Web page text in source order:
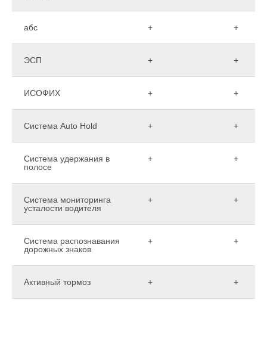
абс + +
ЭСП + +
ИСОФИХ + +
Система Auto Hold + +
Система удержания в
полосе
+ +
Система мониторинга
усталости водителя
+ +
Система распознавания
дорожных знаков
+ +
Активный тормоз + +